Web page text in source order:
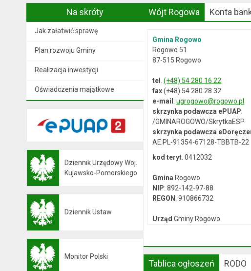
Na skróty
Jak załatwić sprawę
Plan rozwoju Gminy
Realizacja inwestycji
Oświadczenia majątkowe
Dziennik Urzędowy Woj.
Kujawsko-Pomorskiego
Dziennik Ustaw
Monitor Polski
Wójt Rogowa Konta
Gmina Rogowo
Rogowo 51
87-515 Rogowo
tel .(+48) 54 280 16 22
fax(+48) 54 280 28 32
e-mail :ugrogowo@rogowo.pl
skrzynka podawcza ePUAP:
/GMINAROGOWO/SkrytkaESP
skrzynka podawcza
AE:PL-91354-67128-TBBTB-22
kod teryt: 0412032
Gmina Rogowo
NIP: 892-142-97-88
REGON : 910866732
Urząd Gminy Rogowo
Tablica ogłoszeń RODO